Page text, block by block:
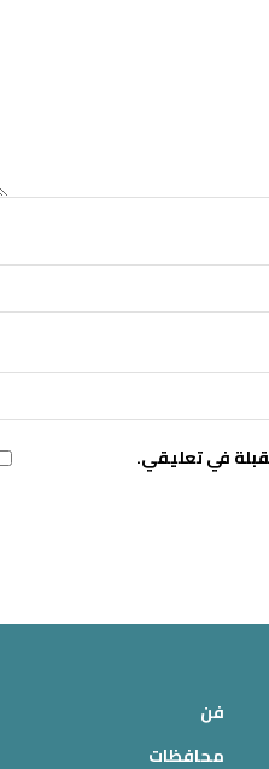
في تعليقي.
فن
محافظات